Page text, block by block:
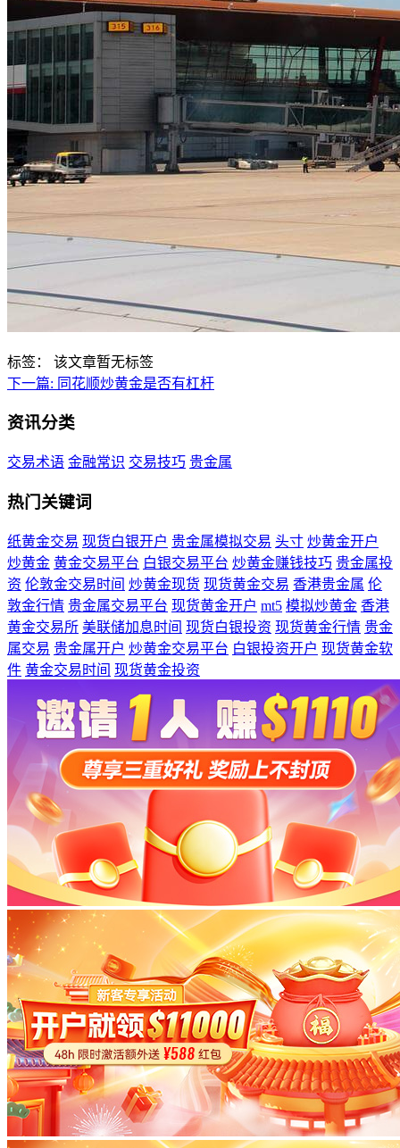
标签：
该文章暂无标签
下一篇: 同花顺炒黄金是否有杠杆
资讯分类
交易术语 金融常识 交易技巧 贵金属
热门关键词
纸黄金交易 现货白银开户 贵金属模拟交易 头寸 炒黄金开户
炒黄金 黄金交易平台 白银交易平台 炒黄金赚钱技巧 贵金属投
资 伦敦金交易时间 炒黄金现货 现货黄金交易 香港贵金属 伦
敦金行情 贵金属交易平台 现货黄金开户 mt5 模拟炒黄金 香港
黄金交易所 美联储加息时间 现货白银投资 现货黄金行情 贵金
属交易 贵金属开户 炒黄金交易平台 白银投资开户 现货黄金软
件 黄金交易时间 现货黄金投资